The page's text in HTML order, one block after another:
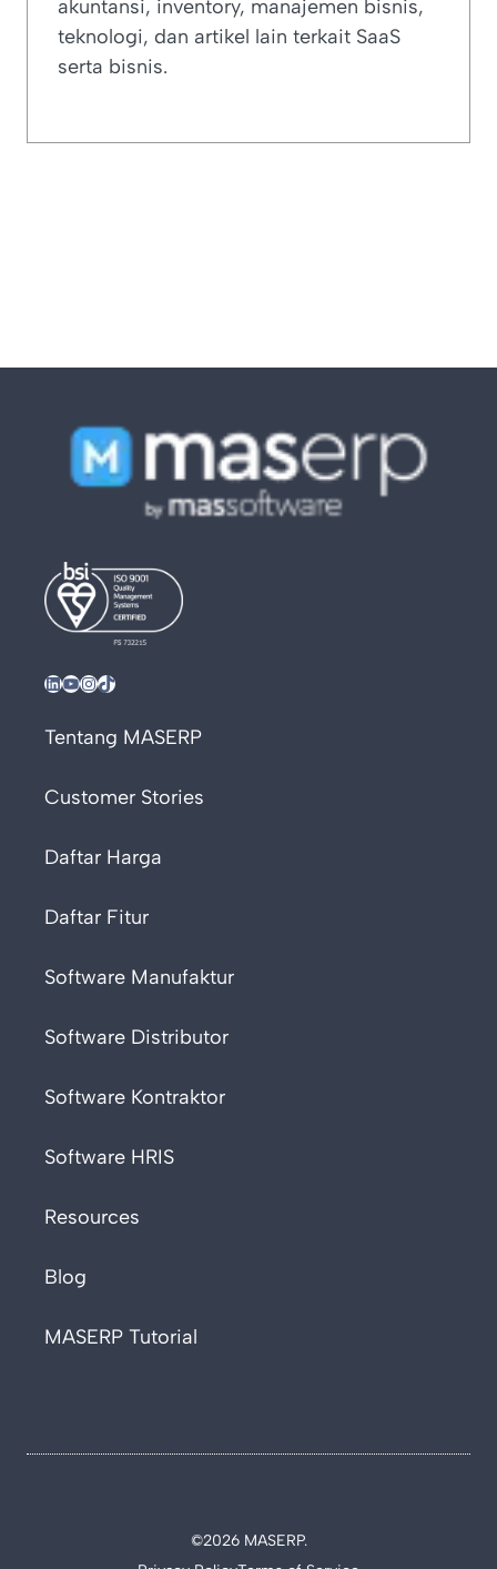
akuntansi, inventory, manajemen bisnis,
teknologi, dan artikel lain terkait SaaS
serta bisnis.
LinkedIn YouTube InstagramTikTok
Tentang MASERP
Customer Stories
Daftar Harga
Daftar Fitur
Software Manufaktur
Software Distributor
Software Kontraktor
Software HRIS
Resources
Blog
MASERP Tutorial
©2026 MASERP.